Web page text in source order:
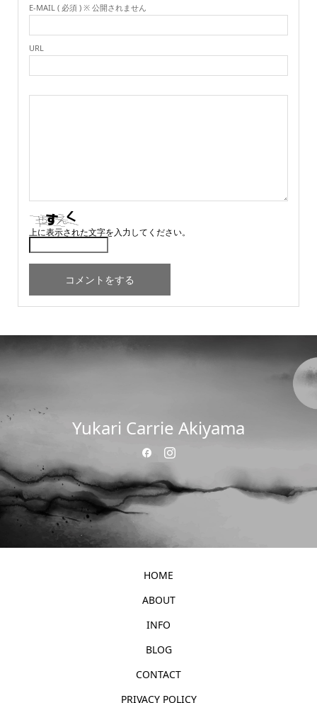
E-MAIL ( 必須 ) ※ 公開されません
URL
上に表示された文字を入力してください。
Yukari Carrie Akiyama
HOME
ABOUT
INFO
BLOG
CONTACT
PRIVACY POLICY